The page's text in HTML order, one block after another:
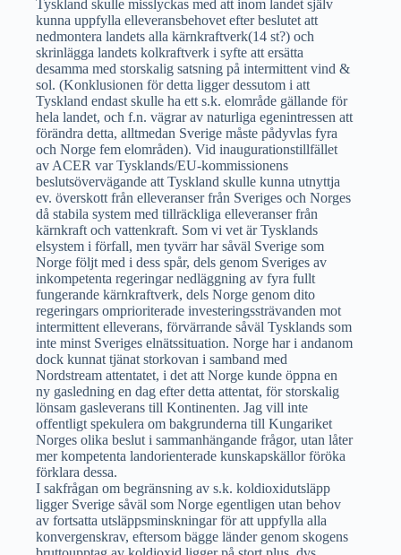
Tyskland skulle misslyckas med att inom landet själv
kunna uppfylla elleveransbehovet efter beslutet att
nedmontera landets alla kärnkraftverk(14 st?) och
skrinlägga landets kolkraftverk i syfte att ersätta
desamma med storskalig satsning på intermittent vind &
sol. (Konklusionen för detta ligger dessutom i att
Tyskland endast skulle ha ett s.k. elområde gällande för
hela landet, och f.n. vägrar av naturliga egenintressen att
förändra detta, alltmedan Sverige måste pådyvlas fyra
och Norge fem elområden). Vid inaugurationstillfället
av ACER var Tysklands/EU-kommissionens
beslutsövervägande att Tyskland skulle kunna utnyttja
ev. överskott från elleveranser från Sveriges och Norges
då stabila system med tillräckliga elleveranser från
kärnkraft och vattenkraft. Som vi vet är Tysklands
elsystem i förfall, men tyvärr har såväl Sverige som
Norge följt med i dess spår, dels genom Sveriges av
inkompetenta regeringar nedläggning av fyra fullt
fungerande kärnkraftverk, dels Norge genom dito
regeringars omprioriterade investeringssträvanden mot
intermittent elleverans, förvärrande såväl Tysklands som
inte minst Sveriges elnätssituation. Norge har i andanom
dock kunnat tjänat storkovan i samband med
Nordstream attentatet, i det att Norge kunde öppna en
ny gasledning en dag efter detta attentat, för storskalig
lönsam gasleverans till Kontinenten. Jag vill inte
offentligt spekulera om bakgrunderna till Kungariket
Norges olika beslut i sammanhängande frågor, utan låter
mer kompetenta landorienterade kunskapskällor föröka
förklara dessa.
I sakfrågan om begränsning av s.k. koldioxidutsläpp
ligger Sverige såväl som Norge egentligen utan behov
av fortsatta utsläppsminskningar för att uppfylla alla
konvergenskrav, eftersom bägge länder genom skogens